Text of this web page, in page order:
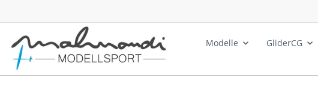
Modelle GliderCG